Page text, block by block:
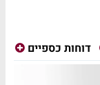
דוחות כספיים